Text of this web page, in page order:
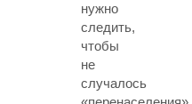
нужно
следить,
чтобы
не
случалось